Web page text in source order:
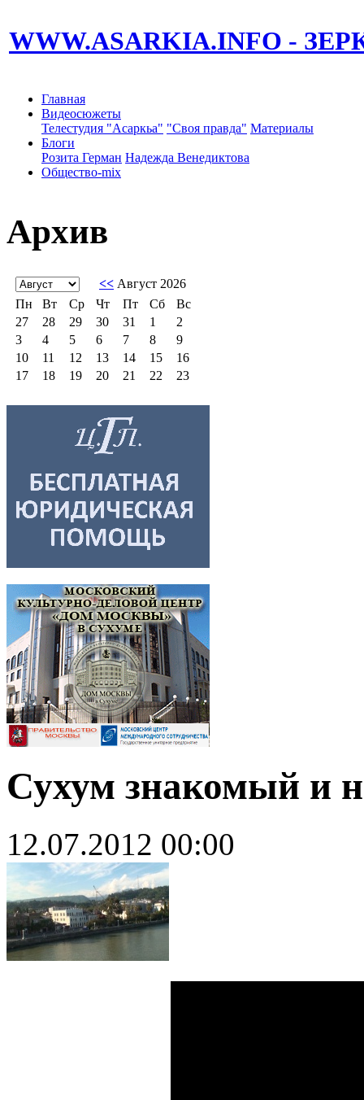
WWW.ASARKIA.INFO -
Главная
Видеосюжеты
Телестудия "Асаркьа" "Своя правда" Материалы
Блоги
Розита Герман Надежда Венедиктова
Общество-mix
Архив
Сухум знакомый и
12.07.2012 00:00